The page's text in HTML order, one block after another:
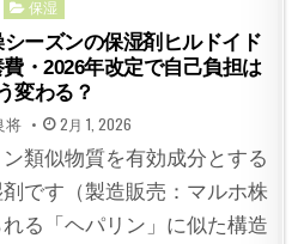
Posted
in
保湿
シーズンの保湿剤ヒルドイド
・2026年改定で自己負担は
変わる？
将 POSTED
ON
2月 1, 2026
類似物質を有効成分とする
です（製造販売：マルホ株
る「ヘパリン」に似た構造